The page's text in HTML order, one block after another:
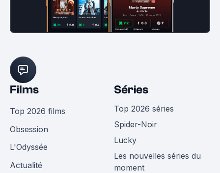
Films
Top 2026 films
Obsession
L'Odyssée
Actualité
Séries
Top 2026 séries
Spider-Noir
Lucky
Les nouvelles séries du
moment